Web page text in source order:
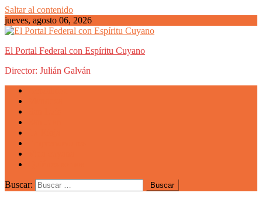
Saltar al contenido
jueves, agosto 06, 2026
El Portal Federal con Espíritu Cuyano
Director: Julián Galván
Buscar: